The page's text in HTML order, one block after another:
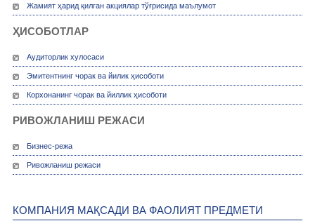
Жамият ҳарид қилган акциялар тўғрисида маълумот
ҲИСОБОТЛАР
Аудиторлик хулосаси
Эмитентнинг чорак ва йилик ҳисоботи
Корхонанинг чорак ва йиллик ҳисоботи
РИВОЖЛАНИШ РЕЖАСИ
Бизнес-режа
Ривожланиш режаси
КОМПАНИЯ МАҚСАДИ ВА ФАОЛИЯТ ПРЕДМЕТИ